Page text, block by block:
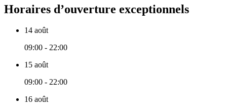
Horaires d’ouverture exceptionnels
14 août
09:00 - 22:00
15 août
09:00 - 22:00
16 août